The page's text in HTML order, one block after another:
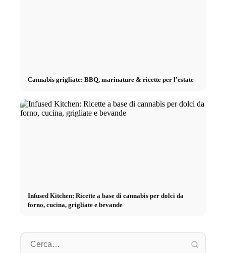
Cannabis grigliate: BBQ, marinature & ricette per l'estate
Infused Kitchen: Ricette a base di cannabis per dolci da
forno, cucina, grigliate e bevande